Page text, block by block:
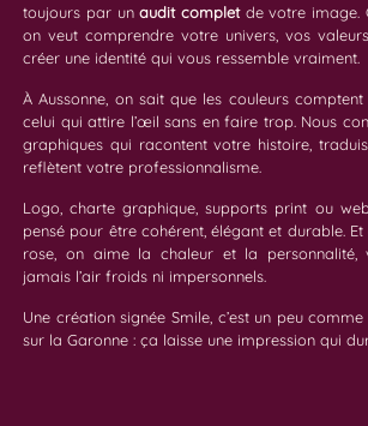
toujours par unaudit completde votre image.
on veut comprendre votre univers, vos
créer une identité qui vous ressemble vraiment.
À Aussonne, on sait que les couleurs comptent
celui qui attire l’œil sans en faire trop. Nous
graphiques qui racontent votre histoire,
reflètent votre professionnalisme.
Logo, charte graphique, supports print ou
pensé pour être cohérent, élégant et durable.
rose, on aime la chaleur et la personnalité,
jamais l’air froids ni impersonnels.
Une création signée Smile, c’est un peu
sur la Garonne : ça laisse une impression qui